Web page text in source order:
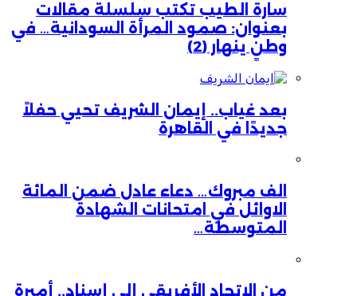
سارة الطيب تكتب سلسلة مقالات
بعنوان: صمود المرأة السودانية… في
وطنٍ ينهار (2)
بعد غياب.. إيمان الشريف تحيي حفلاً
جديدًا في القاهرة
الف مبروك… دعاء عادل ضمن المائة
الاوائل في امتحانات الشهادة
المتوسطة…
من الاتحاد الأفريقي إلى إسناد.. أميرة